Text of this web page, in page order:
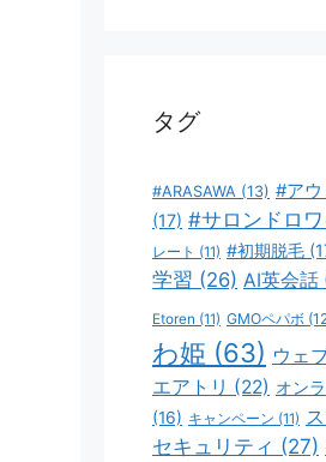
タグ
#ARASAWA (13) #アウ
(17) #サロンドロ
レート (11) #初期脱毛
学習 (26) AI英会話
Etoren (11) GMOペパボ
わ姫 (63) ウェ
エアトリ (22) オン
(16) キャンペーン (11)
セキュリティ (27)